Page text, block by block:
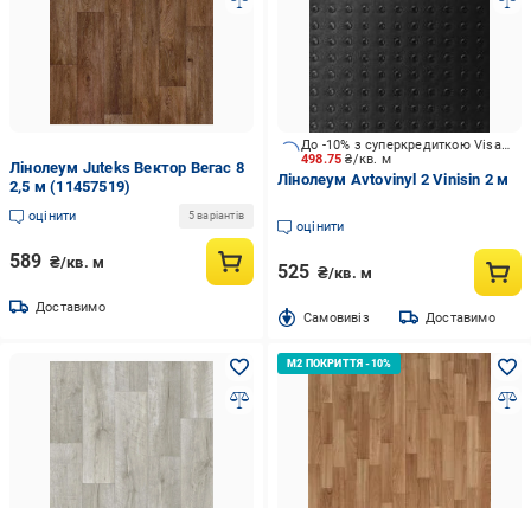
Лінолеум Juteks Вектор Вегас 8
2,5 м (11457519)
оцінити 5 варіантів
589 ₴/кв. м
Доставимо
498.75₴/кв. м
До -10% з суперкредиткою Visa Вигода
Лінолеум Avtovinyl 2 Vinisin 2 м
оцінити
525 ₴/кв. м
Cамовивіз Доставимо